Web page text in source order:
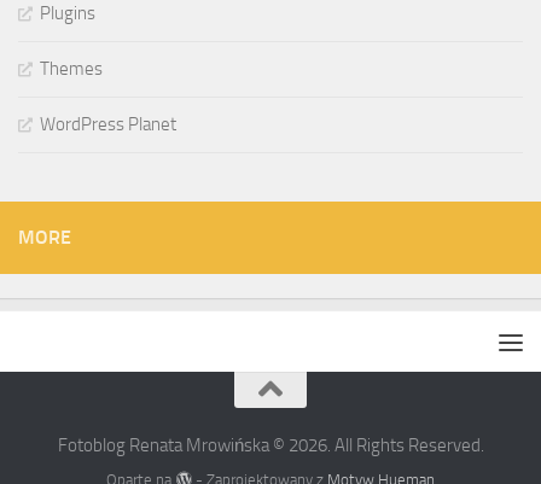
Plugins
Themes
WordPress Planet
MORE
Fotoblog Renata Mrowińska © 2026. All Rights Reserved.
Oparte na - Zaprojektowany z Motyw Hueman